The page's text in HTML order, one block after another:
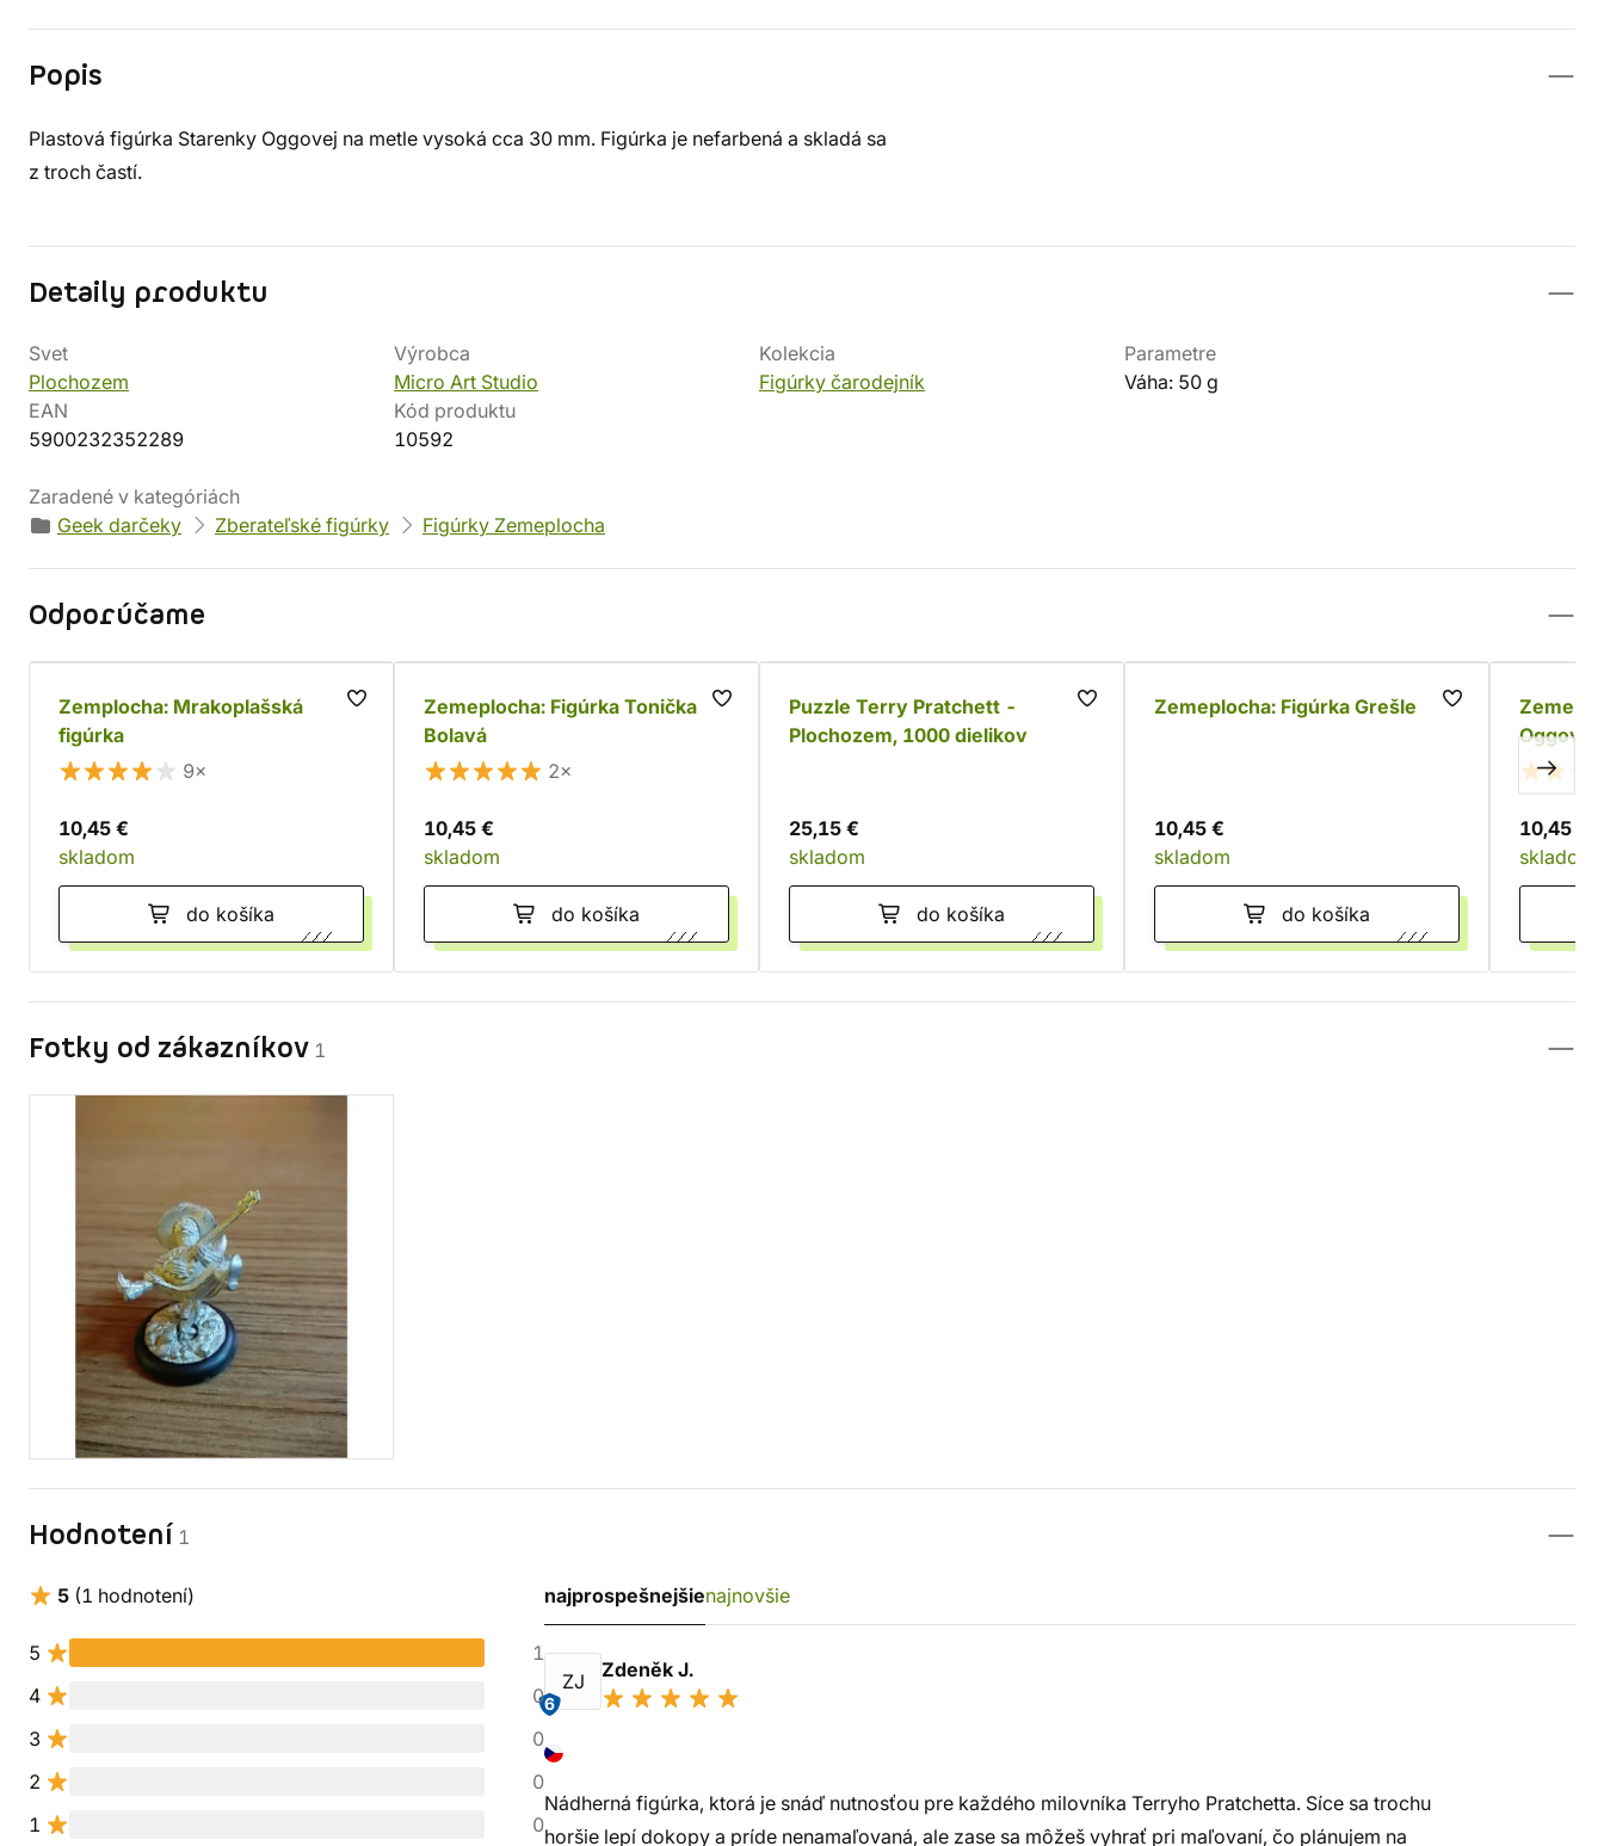
Popis
Plastová figúrka Starenky Oggovej na metle vysoká cca 30 mm. Figúrka je nefarbená a skladá sa
z troch častí.
Detaily produktu
Svet
Plochozem
Výrobca
Micro Art Studio
Kolekcia
Figúrky čarodejník
Parametre
Váha: 50 g
EAN
5900232352289
Kód produktu
10592
Zaradené v kategóriách
Geek darčeky
Zberateľské figúrky Figúrky Zemeplocha
Odporúčame
Zemplocha: Mrakoplašská
figúrka
9×
10,45 €
skladom
do košíka
Zemeplocha: Figúrka Tonička
Bolavá
2×
10,45 €
skladom
do košíka
Puzzle Terry Pratchett -
Plochozem, 1000 dielikov
25,15 €
skladom
do košíka
Zemeplocha: Figúrka Grešle
10,45 €
skladom
do košíka
Oggová
10,45 €
skladom
Fotky od zákazníkov 1
Hodnotení 1
5 (1 hodnotení)
5
1
4
0
3
0
2
0
1
0
najprospešnejšienajnovšie
ZJ
6
Zdeněk J.
Nádherná figúrka, ktorá je snáď nutnosťou pre každého milovníka Terryho Pratchetta. Síce sa trochu
horšie lepí dokopy a príde nenamaľovaná, ale zase sa môžeš vyhrať pri maľovaní, čo plánujem na